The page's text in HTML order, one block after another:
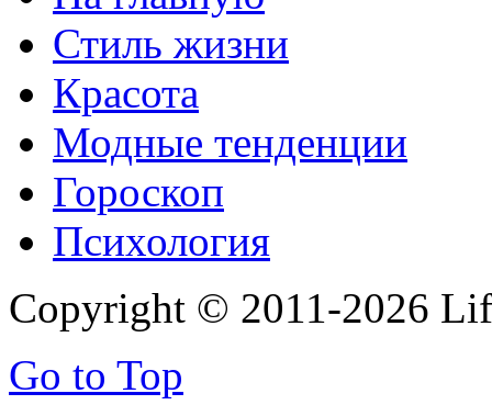
Стиль жизни
Красота
Модные тенденции
Гороскоп
Психология
Copyright © 2011-2026
Go to Top